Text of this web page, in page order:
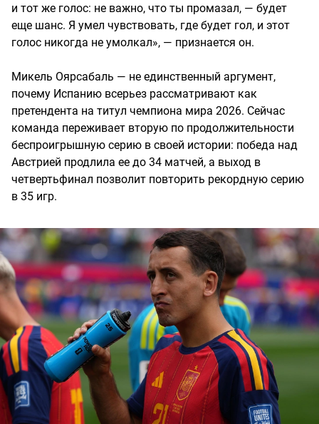
и тот же голос: не важно, что ты промазал, — будет
еще шанс. Я умел чувствовать, где будет гол, и этот
голос никогда не умолкал», — признается он.
Микель Оярсабаль — не единственный аргумент,
почему Испанию всерьез рассматривают как
претендента на титул чемпиона мира 2026. Сейчас
команда переживает вторую по продолжительности
беспроигрышную серию в своей истории: победа над
Австрией продлила ее до 34 матчей, а выход в
четвертьфинал позволит повторить рекордную серию
в 35 игр.